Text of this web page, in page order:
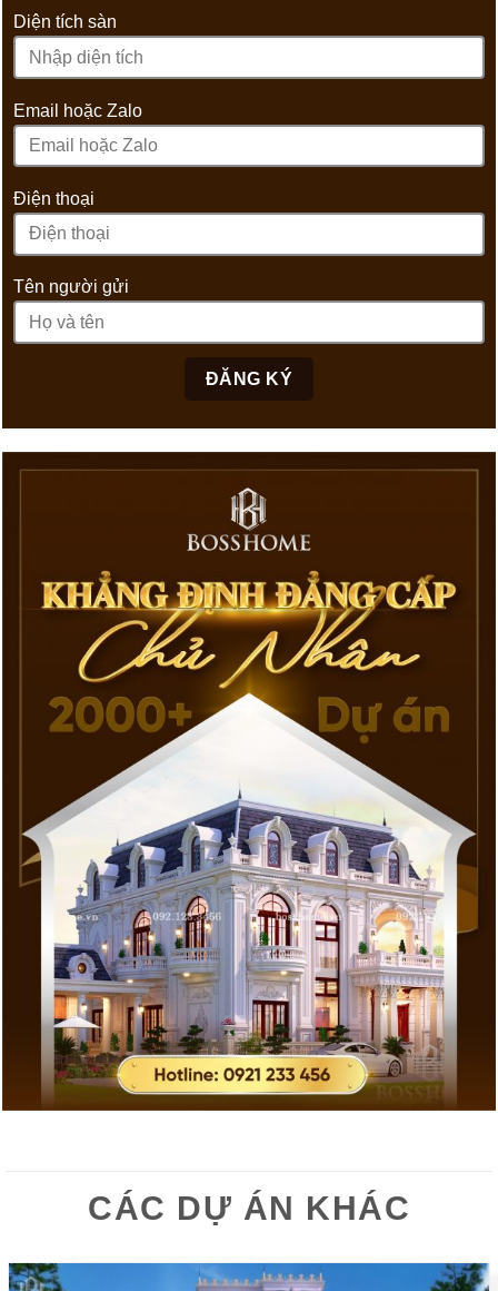
Diện tích sàn
Email hoặc Zalo
Điện thoại
Tên người gửi
CÁC DỰ ÁN KHÁC